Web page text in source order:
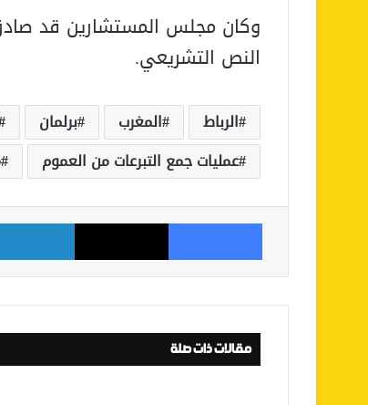
وكان مجلس المستشارين قد
النص التشريعي.
الرباط المغرب برلمان
عمليات جمع التبرعات من العموم
فيسبوك ‫X
مقالات ذات صلة